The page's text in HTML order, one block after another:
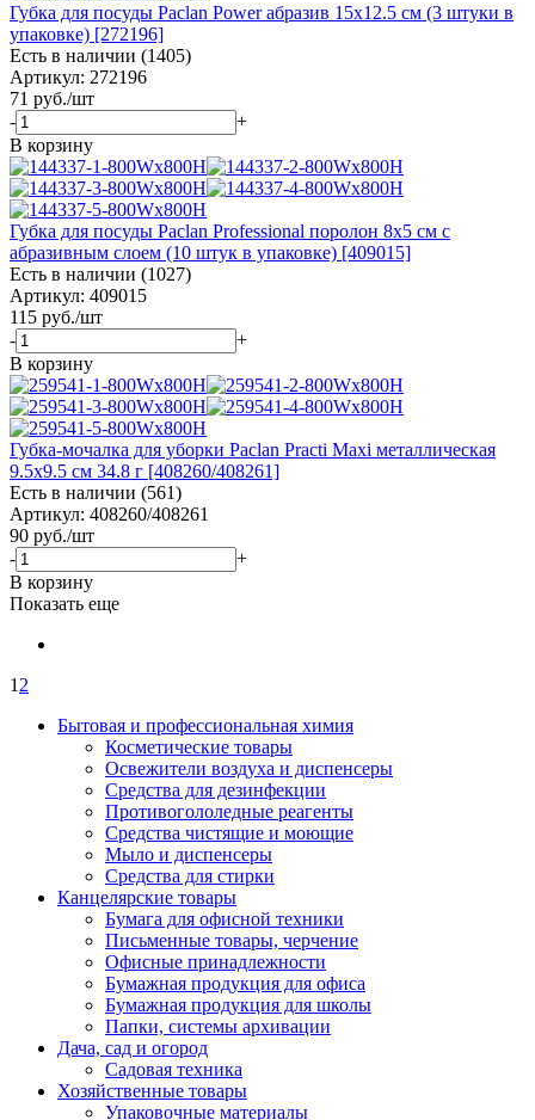
Губка для посуды Paclan Power абразив 15x12.5 см (3 штуки в
упаковке) [272196]
Есть в наличии (1405)
Артикул: 272196
71 руб./шт
-
+
В корзину
Губка для посуды Paclan Professional поролон 8x5 см с
абразивным слоем (10 штук в упаковке) [409015]
Есть в наличии (1027)
Артикул: 409015
115 руб./шт
-
+
В корзину
Губка-мочалка для уборки Paclan Practi Maxi металлическая
9.5x9.5 см 34.8 г [408260/408261]
Есть в наличии (561)
Артикул: 408260/408261
90 руб./шт
-
+
В корзину
Показать еще
1 2
Бытовая и профессиональная химия
Косметические товары
Освежители воздуха и диспенсеры
Средства для дезинфекции
Противогололедные реагенты
Средства чистящие и моющие
Мыло и диспенсеры
Средства для стирки
Канцелярские товары
Бумага для офисной техники
Письменные товары, черчение
Офисные принадлежности
Бумажная продукция для офиса
Бумажная продукция для школы
Папки, системы архивации
Дача, сад и огород
Садовая техника
Хозяйственные товары
Упаковочные материалы